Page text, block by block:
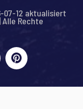
07-12 aktualisiert
Rechte